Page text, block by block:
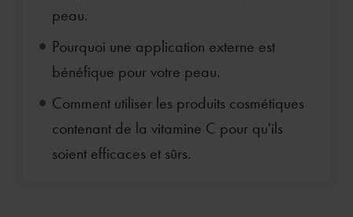
peau.
Pourquoi une application externe est
bénéfique pour votre peau.
Comment utiliser les produits cosmétiques
contenant de la vitamine C pour qu'ils
soient efficaces et sûrs.